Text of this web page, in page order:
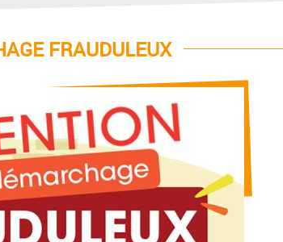
FRAUDULEUX